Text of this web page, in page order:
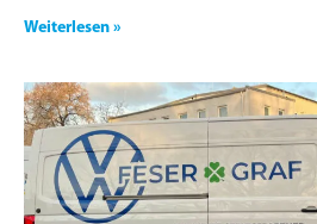
Weiterlesen »